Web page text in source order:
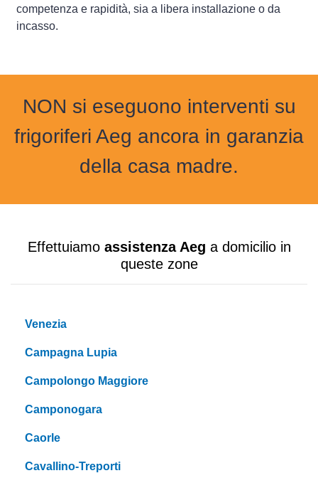
competenza e rapidità, sia a libera installazione o da
incasso.
NON si eseguono interventi su
frigoriferi Aeg ancora in garanzia
della casa madre.
Effettuiamo assistenza Aeg a domicilio in
queste zone
Venezia
Campagna Lupia
Campolongo Maggiore
Camponogara
Caorle
Cavallino-Treporti